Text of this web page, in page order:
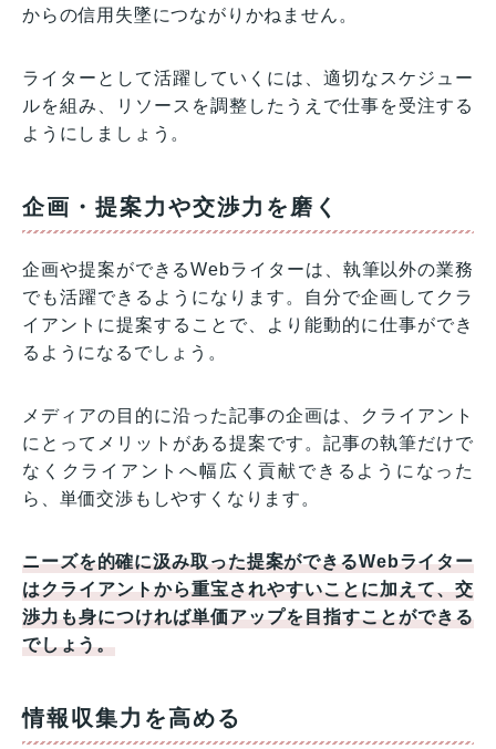
からの信用失墜につながりかねません。
ライターとして活躍していくには、適切なスケジュー
ルを組み、リソースを調整したうえで仕事を受注する
ようにしましょう。
企画・提案力や交渉力を磨く
企画や提案ができるWebライターは、執筆以外の業務
でも活躍できるようになります。自分で企画してクラ
イアントに提案することで、より能動的に仕事ができ
るようになるでしょう。
メディアの目的に沿った記事の企画は、クライアント
にとってメリットがある提案です。記事の執筆だけで
なくクライアントへ幅広く貢献できるようになった
ら、単価交渉もしやすくなります。
ニーズを的確に汲み取った提案ができるWebライター
はクライアントから重宝されやすいことに加えて、交
渉力も身につければ単価アップを目指すことができる
でしょう。
情報収集力を高める